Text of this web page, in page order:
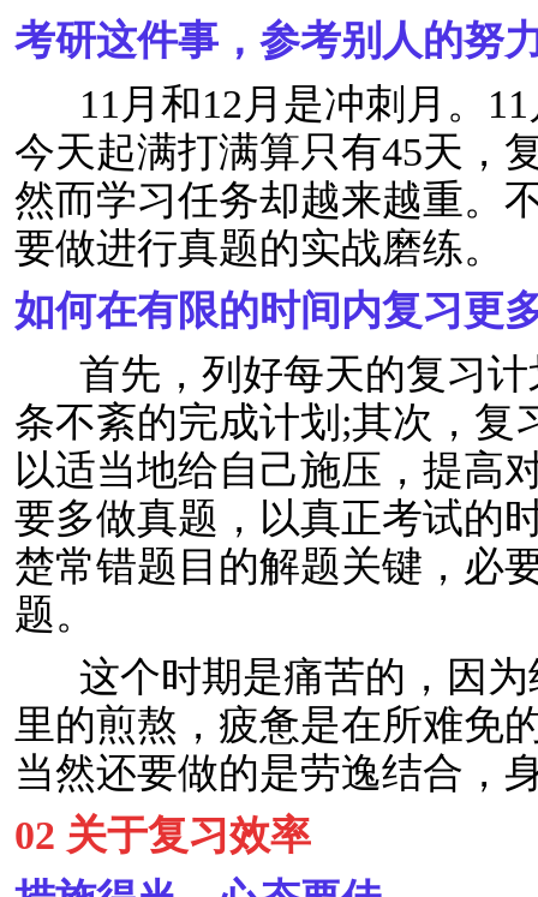
考研这件事，参考别人的努
11月和12月是冲刺月。11
今天起满打满算只有45天，
然而学习任务却越来越重。
要做进行真题的实战磨练。
如何在有限的时间内复习更
首先，列好每天的复习计
条不紊的完成计划;其次，复
以适当地给自己施压，提高
要多做真题，以真正考试的
楚常错题目的解题关键，必
题。
这个时期是痛苦的，因为
里的煎熬，疲惫是在所难免
当然还要做的是劳逸结合，
02 关于复习效率